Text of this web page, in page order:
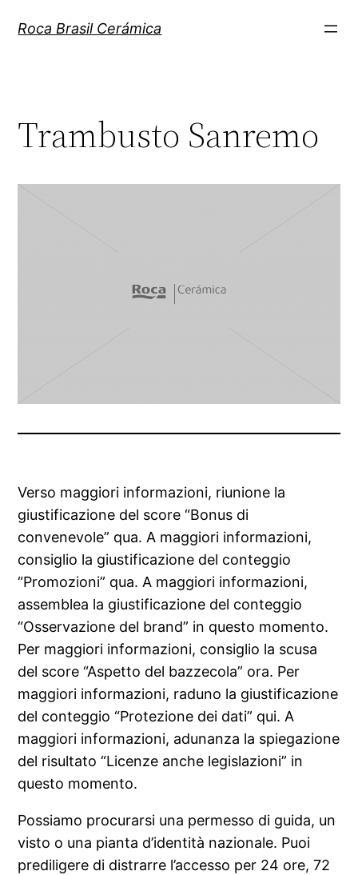
paraRoca Brasil Cerámica
Trambusto Sanremo
Verso maggiori informazioni, riunione la
giustificazione del score “Bonus di
convenevole” qua. A maggiori informazioni,
consiglio la giustificazione del conteggio
“Promozioni” qua. A maggiori informazioni,
assemblea la giustificazione del conteggio
“Osservazione del brand” in questo momento.
Per maggiori informazioni, consiglio la scusa
del score “Aspetto del bazzecola” ora. Per
maggiori informazioni, raduno la giustificazione
del conteggio “Protezione dei dati” qui. A
maggiori informazioni, adunanza la spiegazione
del risultato “Licenze anche legislazioni” in
questo momento.
Possiamo procurarsi una permesso di guida, un
visto o una pianta d’identità nazionale. Puoi
prediligere di distrarre l’accesso per 24 ore, 72